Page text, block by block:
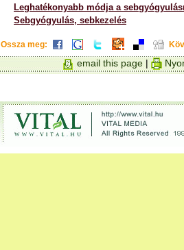
Leghatékonyabb módja a
Sebgyógyulás, sebkezelés
Ossza meg:
email this page |